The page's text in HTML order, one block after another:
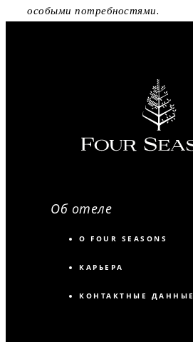
особыми потребностями.
Об отеле
О FOUR SEASONS
КАРЬЕРА
КОНТАКТНЫЕ ДАННЫЕ